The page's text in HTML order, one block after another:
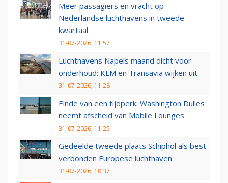
Meer passagiers en vracht op
Nederlandse luchthavens in tweede
kwartaal
31-07-2026, 11:57
Luchthavens Napels maand dicht voor
onderhoud: KLM en Transavia wijken uit
31-07-2026, 11:28
Einde van een tijdperk: Washington Dulles
neemt afscheid van Mobile Lounges
31-07-2026, 11:25
Gedeelde tweede plaats Schiphol als best
verbonden Europese luchthaven
31-07-2026, 10:37